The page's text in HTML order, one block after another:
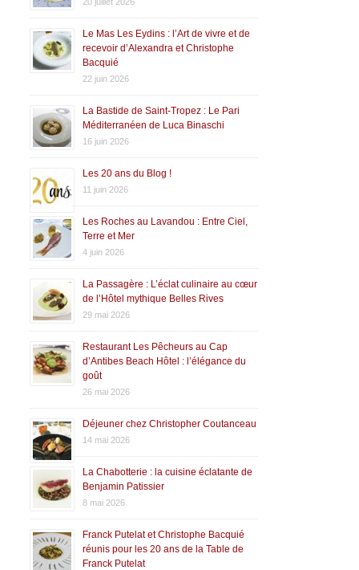
Le Mas Les Eydins : l’Art de vivre et de
recevoir d’Alexandra et Christophe
Bacquié
22 juin 2026
La Bastide de Saint-Tropez : Le Pari
Méditerranéen de Luca Binaschi
16 juin 2026
Les 20 ans du Blog !
11 juin 2026
Les Roches au Lavandou : Entre Ciel,
Terre et Mer
4 juin 2026
La Passagère : L’éclat culinaire au cœur
de l’Hôtel mythique Belles Rives
29 mai 2026
Restaurant Les Pêcheurs au Cap
d’Antibes Beach Hôtel : l’élégance du
goût
26 mai 2026
Déjeuner chez Christopher Coutanceau
14 mai 2026
La Chabotterie : la cuisine éclatante de
Benjamin Patissier
8 mai 2026
Franck Putelat et Christophe Bacquié
réunis pour les 20 ans de la Table de
Franck Putelat